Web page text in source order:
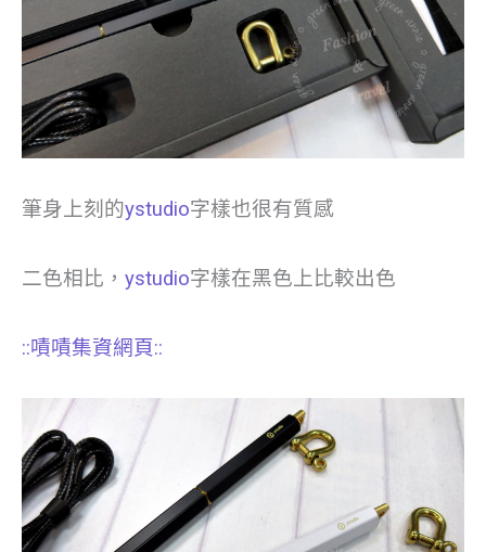
筆身上刻的ystudio字樣也很有質感
二色相比， ystudio字樣在黑色上比較出色
::嘖嘖集資網頁::